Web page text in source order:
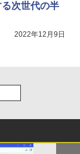
次世代の半
2022年12月9日